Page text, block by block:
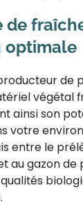
de
optimale
de
végétal
ainsi son
votre
entre le
au gazon de